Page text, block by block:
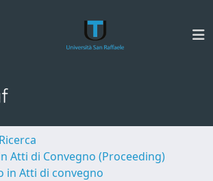
Atti di Convegno (Proceeding)
in Atti di convegno